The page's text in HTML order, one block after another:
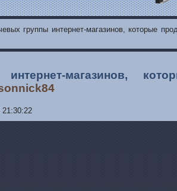
группы интернет-магазинов, которые
магазинов,